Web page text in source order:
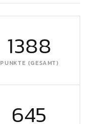
1388
PUNKTE (GESAMT)
645